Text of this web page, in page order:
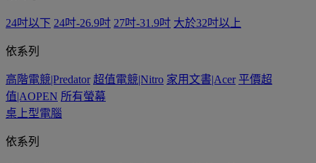
24吋以下 24吋-26.9吋 27吋-31.9吋 大於32吋以上
依系列
高階電競|Predator 超值電競|Nitro 家用文書|Acer 平價超
值|AOPEN 所有螢幕
桌上型電腦
依系列